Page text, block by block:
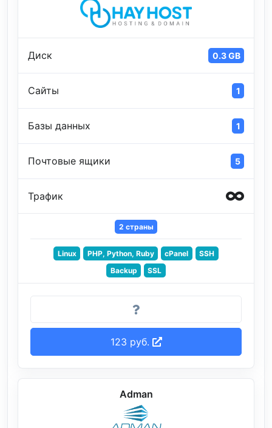
Диск 0.3 GB
Сайты 1
Базы данных 1
Почтовые ящики 5
Трафик
2 страны
Linux PHP, Python, Ruby cPanel
SSH
Backup
SSL
123 руб.
Adman